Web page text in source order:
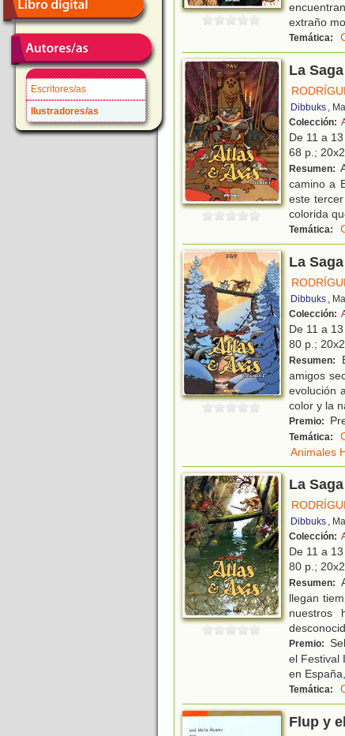
Escritores/as
Ilustradores/as
extraño
Temática:
La
Dibbuks ,
Colección:
De 11 a
68 p.;
Resumen:
camino a
este
colorida
Temática:
La
Dibbuks ,
Colección:
De 11 a
80 p.;
Resumen:
amigos
evolución
color y la
Premio:
Temática:
Animales
La
Dibbuks ,
Colección:
De 11 a
80 p.;
Resumen:
llegan
nuestros
Premio:
el Festival
en
Temática:
Flup y